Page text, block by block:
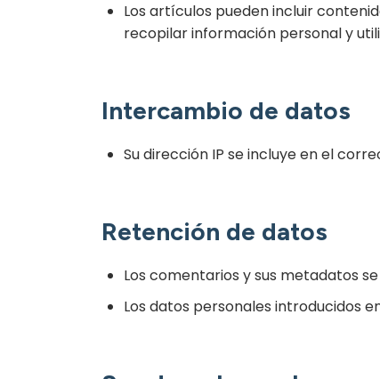
Los artículos pueden incluir
recopilar información personal y
Intercambio de datos
Su dirección IP se incluye en el
Retención de datos
Los comentarios y sus metadatos
Los datos personales introducidos